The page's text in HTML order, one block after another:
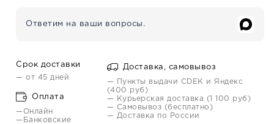
Ответим на ваши вопросы.
Срок доставки
— от 45 дней
Оплата
—Онлайн
—Банковские
Доставка, самовывоз
— Пункты выдачи CDEK и Яндекс
(400 руб)
— Курьерская доставка (1 100 руб)
— Самовывоз (бесплатно)
— Доставка по России